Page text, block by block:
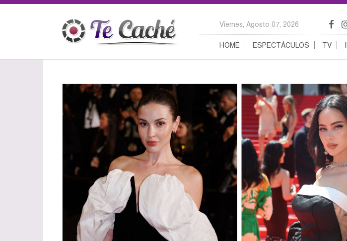
Viernes, Agosto 07, 2026
HOME ESPECTÁCULOS TV